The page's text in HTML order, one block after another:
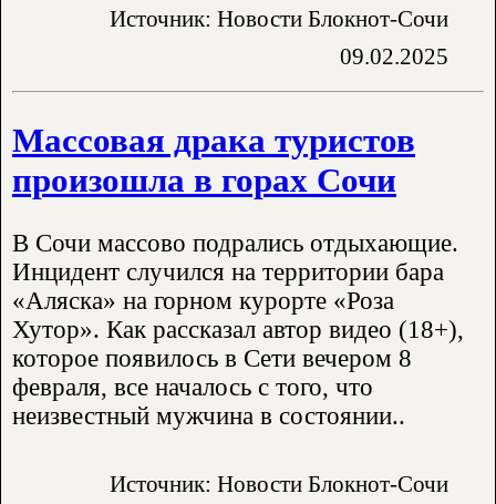
Источник: Новости Блокнот-Сочи
09.02.2025
Массовая драка туристов
произошла в горах Сочи
В Сочи массово подрались отдыхающие.
Инцидент случился на территории бара
«Аляска» на горном курорте «Роза
Хутор». Как рассказал автор видео (18+),
которое появилось в Сети вечером 8
февраля, все началось с того, что
неизвестный мужчина в состоянии..
Источник: Новости Блокнот-Сочи